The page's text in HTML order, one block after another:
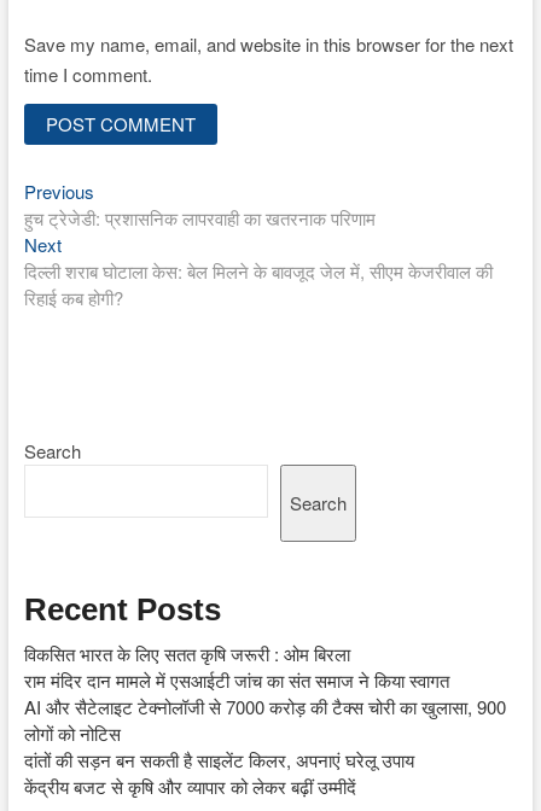
Save my name, email, and website in this browser for the next
time I comment.
Post
navigation
PreviousPrevious
post:
हुच ट्रेजेडी: प्रशासनिक लापरवाही का खतरनाक परिणाम
NextNext
post:
दिल्ली शराब घोटाला केस: बेल मिलने के बावजूद जेल में, सीएम केजरीवाल की
रिहाई कब होगी?
Search
Search
Recent Posts
विकसित भारत के लिए सतत कृषि जरूरी : ओम बिरला
राम मंदिर दान मामले में एसआईटी जांच का संत समाज ने किया स्वागत
AI और सैटेलाइट टेक्नोलॉजी से 7000 करोड़ की टैक्स चोरी का खुलासा, 900
लोगों को नोटिस
दांतों की सड़न बन सकती है साइलेंट किलर, अपनाएं घरेलू उपाय
केंद्रीय बजट से कृषि और व्यापार को लेकर बढ़ीं उम्मीदें